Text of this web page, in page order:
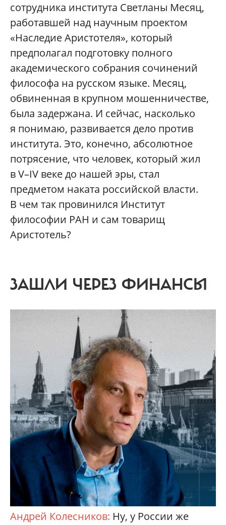
сотрудника института Светланы Месяц,
работавшей над научным проектом
«Наследие Аристотеля», который
предполагал подготовку полного
академического собрания сочинений
философа на русском языке. Месяц,
обвиненная в крупном мошенничестве,
была задержана. И сейчас, насколько
я понимаю, развивается дело против
института. Это, конечно, абсолютное
потрясение, что человек, который жил
в V–IV веке до нашей эры, стал
предметом наката российской власти.
В чем так провинился Институт
философии РАН и сам товарищ
Аристотель?
ЗАШЛИ ЧЕРЕЗ ФИНАНСЫ
Андрей Колесников: Ну, у России же